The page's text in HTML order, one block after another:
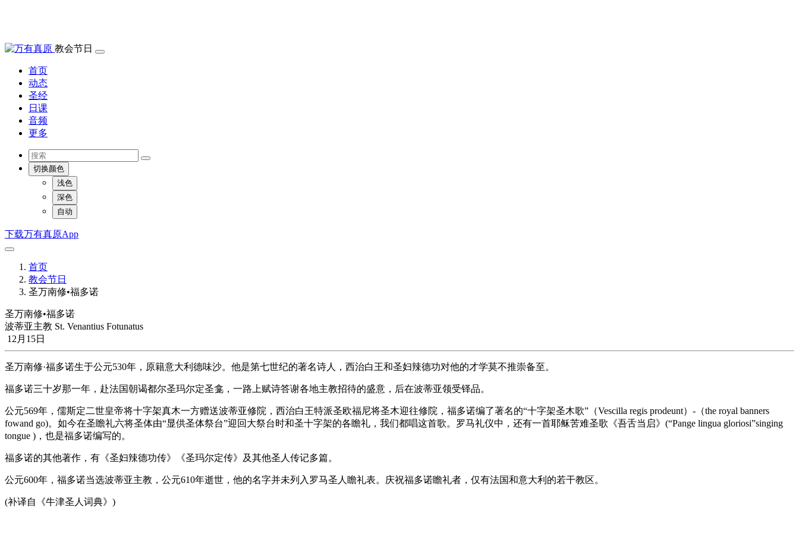
教会节日
首页
动态
圣经
日课
音频
更多
切换颜色
浅色
深色
自动
下载万有真原App
首页
教会节日
圣万南修•福多诺
圣万南修•福多诺
波蒂亚主教 St. Venantius Fotunatus
12月15日
圣万南修·福多诺生于公元530年，原籍意大利德味沙。他是第七世纪的著名诗人，西治白王和圣妇辣德功对他的才学莫不推崇备至。
福多诺三十岁那一年，赴法国朝谒都尔圣玛尔定圣龛，一路上赋诗答谢各地主教招待的盛意，后在波蒂亚领受铎品。
公元569年，儒斯定二世皇帝将十字架真木一方赠送波蒂亚修院，西治白王特派圣欧福尼将圣木迎往修院，福多诺编了著名的“十字架圣木歌”（Vescilla regis prodeunt）-（the royal banners
fowand go)。如今在圣瞻礼六将圣体由“显供圣体祭台”迎回大祭台时和圣十字架的各瞻礼，我们都唱这首歌。罗马礼仪中，还有一首耶稣苦难圣歌《吾舌当启》(“Pange lingua gloriosi”singing
tongue )，也是福多诺编写的。
福多诺的其他著作，有《圣妇辣德功传》《圣玛尔定传》及其他圣人传记多篇。
公元600年，福多诺当选波蒂亚主教，公元610年逝世，他的名字并未列入罗马圣人瞻礼表。庆祝福多诺瞻礼者，仅有法国和意大利的若干教区。
(补译自《牛津圣人词典》)